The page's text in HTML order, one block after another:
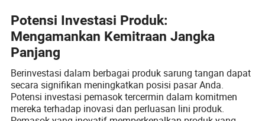
Potensi Investasi Produk:
Mengamankan Kemitraan Jangka
Panjang
Berinvestasi dalam berbagai produk sarung tangan dapat
secara signifikan meningkatkan posisi pasar Anda.
Potensi investasi pemasok tercermin dalam komitmen
mereka terhadap inovasi dan perluasan lini produk.